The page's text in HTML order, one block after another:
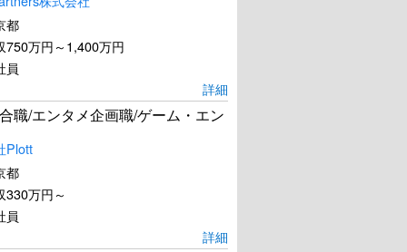
都
万円～1,400万円
員
詳細
職/エンタメ企画職/ゲーム・エン
Plott
都
万円～
員
詳細